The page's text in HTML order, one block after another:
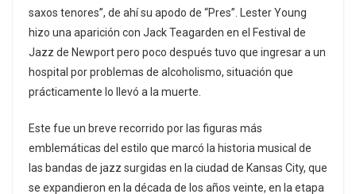
saxos tenores”, de ahí su apodo de “Pres”. Lester Young
hizo una aparición con Jack Teagarden en el Festival de
Jazz de Newport pero poco después tuvo que ingresar a un
hospital por problemas de alcoholismo, situación que
prácticamente lo llevó a la muerte.
Este fue un breve recorrido por las figuras más
emblemáticas del estilo que marcó la historia musical de
las bandas de jazz surgidas en la ciudad de Kansas City, que
se expandieron en la década de los años veinte, en la etapa